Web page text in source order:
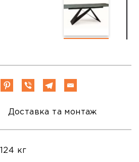
Доставка та монтаж
124 кг